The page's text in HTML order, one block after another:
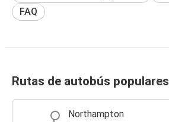
FAQ
Rutas de autobús populares
Northampton